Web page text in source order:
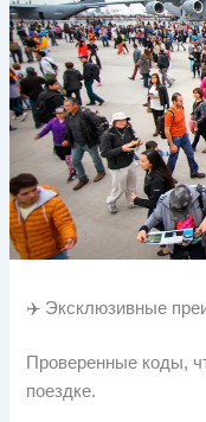
✈️ Эксклюзивные
Проверенные коды,
поездке.